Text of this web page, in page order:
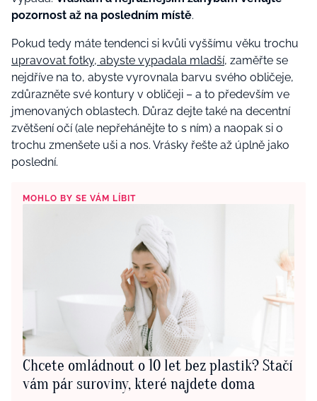
pozornost až na posledním místě.
Pokud tedy máte tendenci si kvůli vyššímu věku trochu
upravovat fotky, abyste vypadala mladší, zaměřte se
nejdříve na to, abyste vyrovnala barvu svého obličeje,
zdůrazněte své kontury v obličeji – a to především ve
jmenovaných oblastech. Důraz dejte také na decentní
zvětšení očí (ale nepřehánějte to s ním) a naopak si o
trochu zmenšete uši a nos. Vrásky řešte až úplně jako
poslední.
MOHLO BY SE VÁM LÍBIT
Chcete omládnout o 10 let bez plastik? Stačí
vám pár suroviny, které najdete doma